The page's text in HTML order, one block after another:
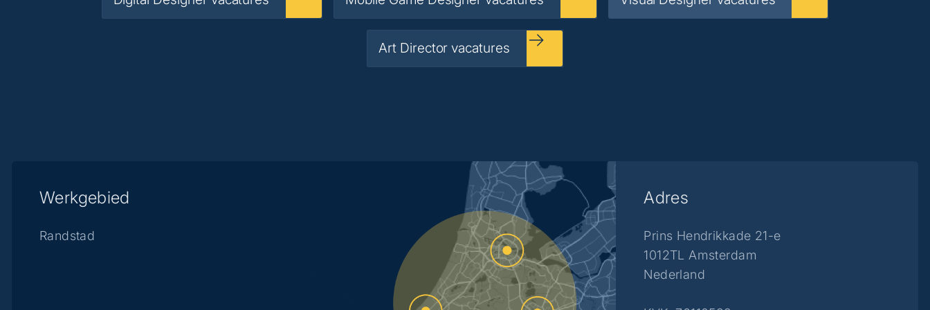
Art Director vacatures
Werkgebied
Randstad
Adres
Prins Hendrikkade 21-e
1012TL Amsterdam
Nederland